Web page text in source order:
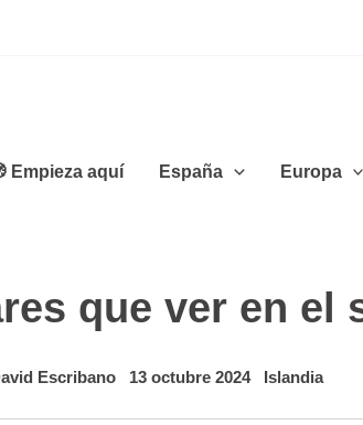
Empieza aquí España Europa
que ver en el
Escribano 13 octubre 2024 Islandia